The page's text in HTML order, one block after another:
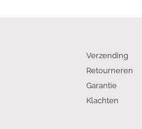
Verzending
Retourneren
Garantie
Klachten